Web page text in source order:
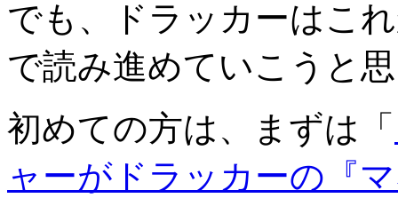
でも、ドラッカーはこ
で読み進めていこうと
初めての方は、まずは「
ャーがドラッカーの『